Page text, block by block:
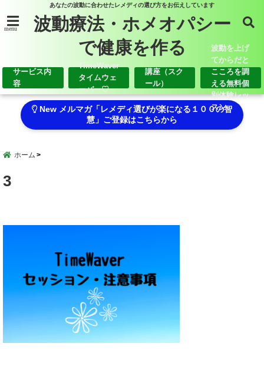
あなたの波動に合わせたレメディの選び方をお伝えしています
menu
波動療法・ホメオパシー
で健康を作る
サービス内
容
TimeWaver
タイムウェ
ーバー♡
講座（スク
ール）
波動を上げ
てからだと
こころを調
える無料個
別体験レッ
スン
New メルマガ「レメディ選びが楽になる１００の智
慧」ご登録はこちらから
ホーム
3